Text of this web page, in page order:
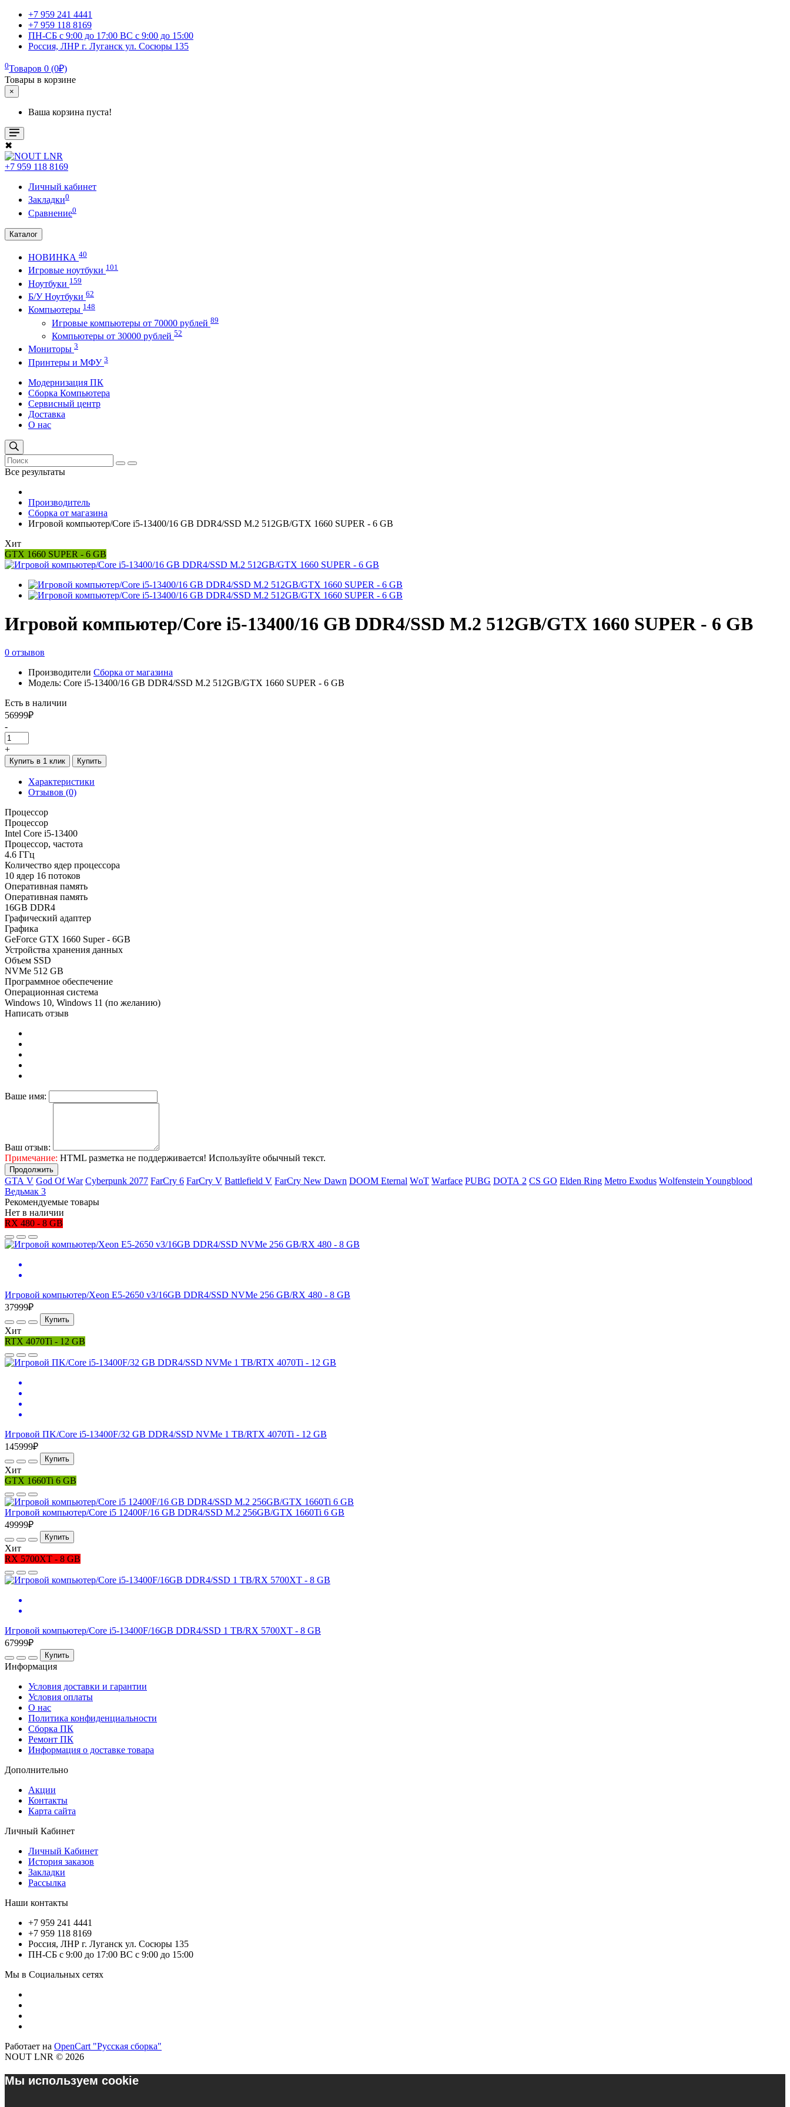
+7 959 241 4441
+7 959 118 8169
ПН-СБ с 9:00 до 17:00 ВС с 9:00 до 15:00
Россия, ЛНР г. Луганск ул. Сосюры 135
0Товаров 0 (0₽)
Товары в корзине
×
Ваша корзина пуста!
✖
+7 959 118 8169
Личный кабинет
Закладки0
Сравнение0
Каталог
НОВИНКА 40
Игровые ноутбуки 101
Ноутбуки 159
Б/У Ноутбуки 62
Компьютеры 148
Игровые компьютеры от 70000 рублей 89
Компьютеры от 30000 рублей 52
Мониторы 3
Принтеры и МФУ 3
Модернизация ПК
Сборка Компьютера
Сервисный центр
Доставка
О нас
Все результаты
Производитель
Сборка от магазина
Игровой компьютер/Core i5-13400/16 GB DDR4/SSD M.2 512GB/GTX 1660 SUPER - 6 GB
Хит
GTX 1660 SUPER - 6 GB
Игровой компьютер/Core i5-13400/16 GB DDR4/SSD M.2 512GB/GTX 1660 SUPER - 6 GB
0 отзывов
Производители Сборка от магазина
Модель: Core i5-13400/16 GB DDR4/SSD M.2 512GB/GTX 1660 SUPER - 6 GB
Есть в наличии
56999₽
-
+
Купить в 1 клик Купить
Характеристики
Отзывов (0)
Процессор
Процессор
Intel Core i5-13400
Процессор, частота
4.6 ГГц
Количество ядер процессора
10 ядер 16 потоков
Оперативная память
Оперативная память
16GB DDR4
Графический адаптер
Графика
GeForce GTX 1660 Super - 6GB
Устройства хранения данных
Объем SSD
NVMe 512 GB
Программное обеспечение
Операционная система
Windows 10, Windows 11 (по желанию)
Написать отзыв
Ваше имя:
Ваш отзыв:
Примечание: HTML разметка не поддерживается! Используйте обычный текст.
Продолжить
GТА V Gоd Оf Wаr Cyberpunk 2077 FаrСry 6 FarCry V Ваttlеfiеld V FаrСry Nеw Dаwn DООМ Еtеrnаl WоТ Wаrfасе РUВG DОТА 2 СS GО Elden Ring Меtrо Ехоdus Wоlfеnstеin Yоungblооd
Ведьмак 3
Рекомендуемые товары
Нет в наличии
RX 480 - 8 GB
Игровой компьютер/Xeon E5-2650 v3/16GB DDR4/SSD NVMe 256 GB/RX 480 - 8 GB
37999₽
Купить
Хит
RTX 4070Ti - 12 GB
Игровой ПK/Core i5-13400F/32 GB DDR4/SSD NVMe 1 TB/RTX 4070Ti - 12 GB
145999₽
Купить
Хит
GTX 1660Ti 6 GB
Игровой компьютер/Core i5 12400F/16 GB DDR4/SSD M.2 256GB/GTX 1660Ti 6 GB
49999₽
Купить
Хит
RX 5700XT - 8 GB
Игровой компьютер/Core i5-13400F/16GB DDR4/SSD 1 TB/RX 5700XT - 8 GB
67999₽
Купить
Информация
Условия доставки и гарантии
Условия оплаты
О нас
Политика конфиденциальности
Сборка ПК
Ремонт ПК
Информация о доставке товара
Дополнительно
Акции
Контакты
Карта сайта
Личный Кабинет
Личный Кабинет
История заказов
Закладки
Рассылка
Наши контакты
+7 959 241 4441
+7 959 118 8169
Россия, ЛНР г. Луганск ул. Сосюры 135
ПН-СБ с 9:00 до 17:00 ВС с 9:00 до 15:00
Мы в Социальных сетях
Работает на OpenCart "Русская сборка"
NOUT LNR © 2026
Мы используем cookie